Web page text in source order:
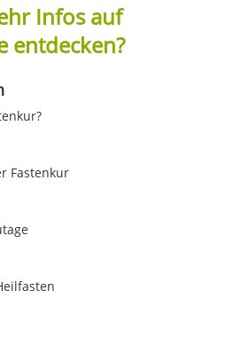
Infos auf
entdecken?
Fastenkur